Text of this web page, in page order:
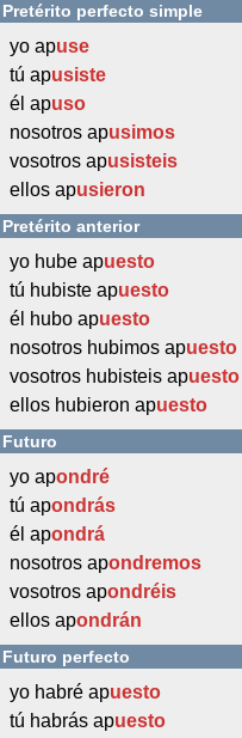
Pretérito perfecto simple
yo apuse
tú apusiste
él apuso
nosotros apusimos
vosotros apusisteis
ellos apusieron
Pretérito anterior
yo hube apuesto
tú hubiste apuesto
él hubo apuesto
nosotros hubimos apuesto
vosotros hubisteis apuesto
ellos hubieron apuesto
Futuro
yo apondré
tú apondrás
él apondrá
nosotros apondremos
vosotros apondréis
ellos apondrán
Futuro perfecto
yo habré apuesto
tú habrás apuesto